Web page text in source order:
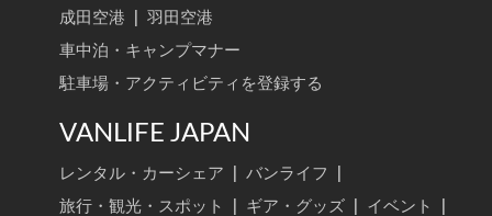
成田空港
羽田空港
車中泊・キャンプマナー
駐車場・アクティビティを登録する
VANLIFE JAPAN
レンタル・カーシェア バンライフ
旅行・観光・スポット
ギア・グッズ イベント